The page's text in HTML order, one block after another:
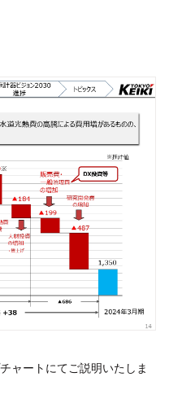
ャートにてご説明いたしま